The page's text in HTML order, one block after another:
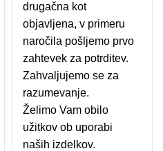
drugačna kot
objavljena, v primeru
naročila pošljemo prvo
zahtevek za potrditev.
Zahvaljujemo se za
razumevanje.
Želimo Vam obilo
užitkov ob uporabi
naših izdelkov.